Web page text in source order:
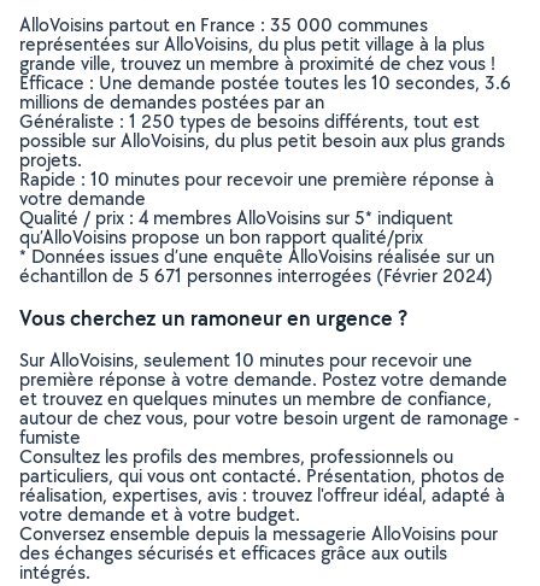
AlloVoisins partout en France : 35 000 communes
représentées sur AlloVoisins, du plus petit village à la plus
grande ville, trouvez un membre à proximité de chez vous !
Efficace : Une demande postée toutes les 10 secondes, 3.6
millions de demandes postées par an
Généraliste : 1 250 types de besoins différents, tout est
possible sur AlloVoisins, du plus petit besoin aux plus grands
projets.
Rapide : 10 minutes pour recevoir une première réponse à
votre demande
Qualité / prix : 4 membres AlloVoisins sur 5* indiquent
qu’AlloVoisins propose un bon rapport qualité/prix
* Données issues d’une enquête AlloVoisins réalisée sur un
échantillon de 5 671 personnes interrogées (Février 2024)
Vous cherchez un ramoneur en urgence ?
Sur AlloVoisins, seulement 10 minutes pour recevoir une
première réponse à votre demande. Postez votre demande
et trouvez en quelques minutes un membre de confiance,
autour de chez vous, pour votre besoin urgent de ramonage -
fumiste
Consultez les profils des membres, professionnels ou
particuliers, qui vous ont contacté. Présentation, photos de
réalisation, expertises, avis : trouvez l'offreur idéal, adapté à
votre demande et à votre budget.
Conversez ensemble depuis la messagerie AlloVoisins pour
des échanges sécurisés et efficaces grâce aux outils
intégrés.